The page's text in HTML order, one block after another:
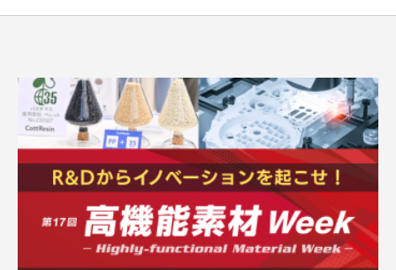
求人